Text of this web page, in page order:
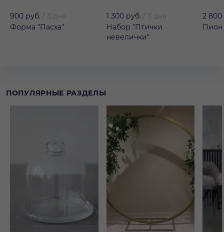
900 руб.
3 дня
Форма "Пасха"
1 300 руб.
3 дня
Набор "Птички
невелички"
2 800
Пион
ПОПУЛЯРНЫЕ РАЗДЕЛЫ